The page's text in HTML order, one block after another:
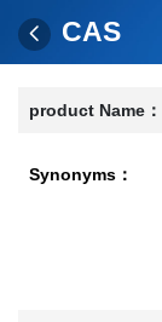
CAS
product Name：
Synonyms：